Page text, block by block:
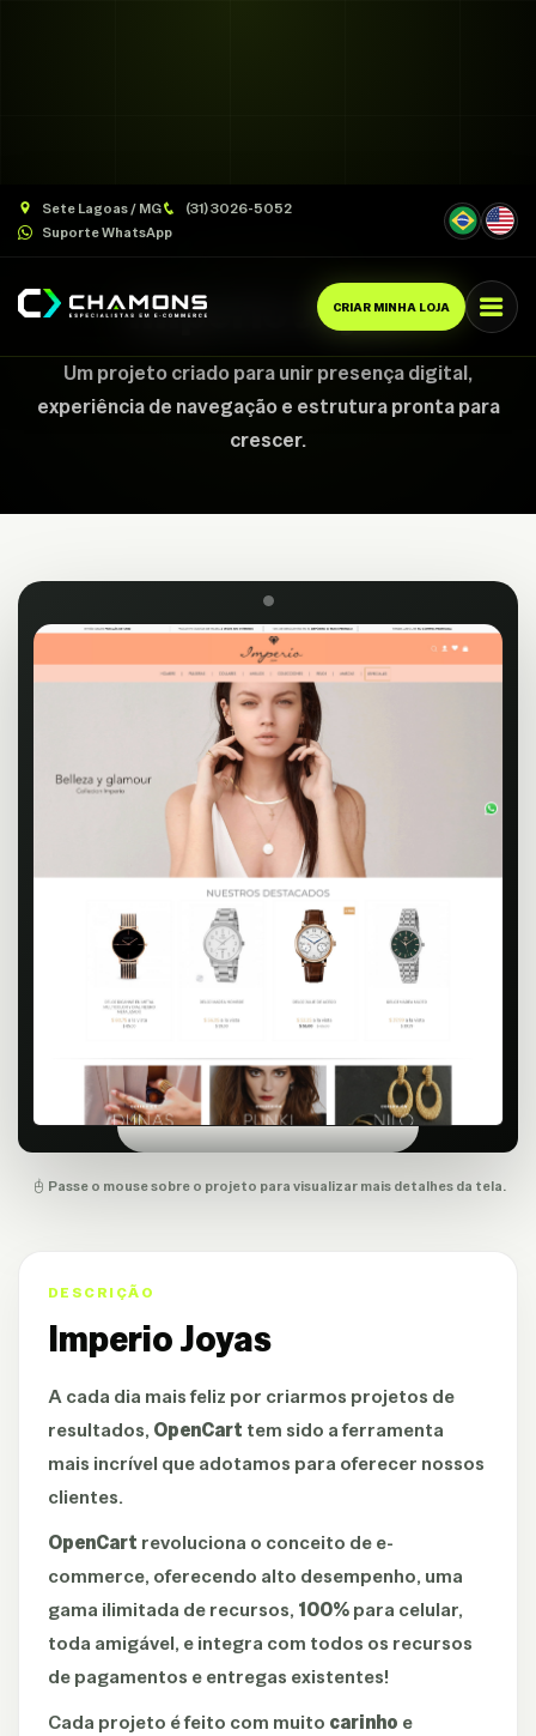
Sete Lagoas / MG
(31) 3026-5052
Suporte WhatsApp
CRIAR MINHA LOJA
Imperio Joyas
Um projeto criado para unir presença digital,
experiência de navegação e estrutura pronta para
crescer.
Passe o mouse sobre o projeto para visualizar mais detalhes da tela.
DESCRIÇÃO
Imperio Joyas
A cada dia mais feliz por criarmos projetos de
resultados, OpenCart tem sido a ferramenta
mais incrível que adotamos para oferecer nossos
clientes.
OpenCart revoluciona o conceito de e-
commerce, oferecendo alto desempenho, uma
gama ilimitada de recursos, 100%para celular,
toda amigável, e integra com todos os recursos
de pagamentos e entregas existentes!
Cada projeto é feito com muito carinho e